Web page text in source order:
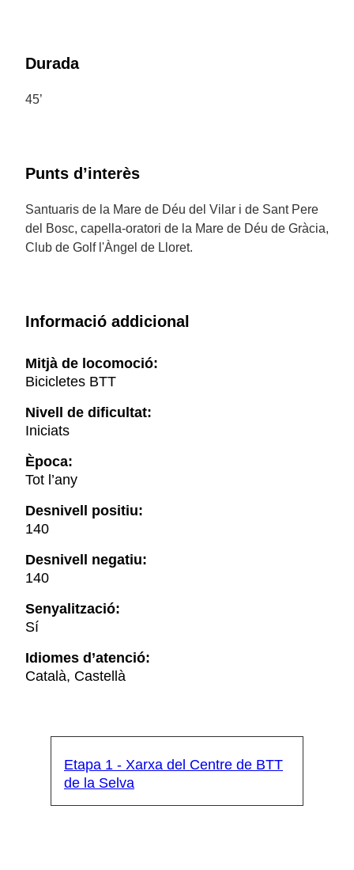
Durada
45’
Punts d’interès
Santuaris de la Mare de Déu del Vilar i de Sant Pere
del Bosc, capella-oratori de la Mare de Déu de Gràcia,
Club de Golf l'Àngel de Lloret.
Informació addicional
Mitjà de locomoció:
Bicicletes BTT
Nivell de dificultat:
Iniciats
Època:
Tot l’any
Desnivell positiu:
140
Desnivell negatiu:
140
Senyalització:
Sí
Idiomes d’atenció:
Català, Castellà
Etapa 1 - Xarxa del Centre de BTT
de la Selva